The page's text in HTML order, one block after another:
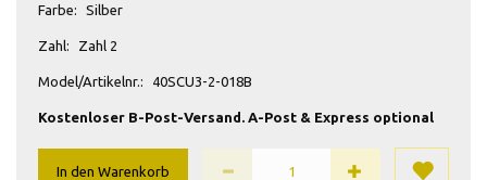
Farbe: Silber
Zahl: Zahl 2
Model/Artikelnr.: 40SCU3-2-018B
Kostenloser B-Post-Versand. A-Post & Express optional
In den Warenkorb